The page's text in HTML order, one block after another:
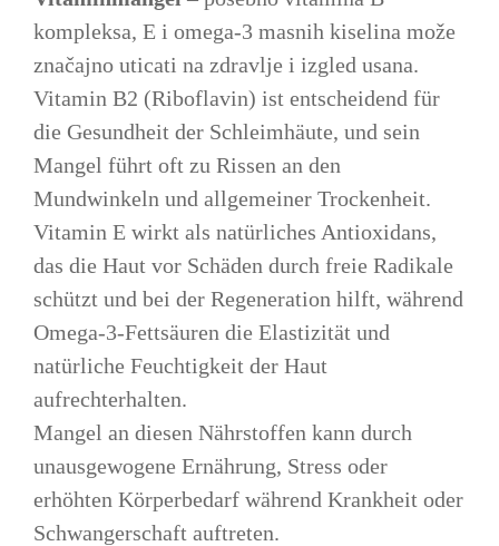
kompleksa, E i omega-3 masnih kiselina može
značajno uticati na zdravlje i izgled usana.
Vitamin B2 (Riboflavin) ist entscheidend für
die Gesundheit der Schleimhäute, und sein
Mangel führt oft zu Rissen an den
Mundwinkeln und allgemeiner Trockenheit.
Vitamin E wirkt als natürliches Antioxidans,
das die Haut vor Schäden durch freie Radikale
schützt und bei der Regeneration hilft, während
Omega-3-Fettsäuren die Elastizität und
natürliche Feuchtigkeit der Haut
aufrechterhalten.
Mangel an diesen Nährstoffen kann durch
unausgewogene Ernährung, Stress oder
erhöhten Körperbedarf während Krankheit oder
Schwangerschaft auftreten.